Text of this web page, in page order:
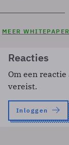
MEER
Reacties
Om een
vereist.
Inloggen